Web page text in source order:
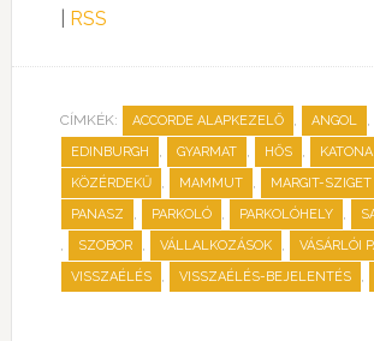
RSS
CÍMKÉK: ACCORDE ALAPKEZELŐ , ANGOL ,
EDINBURGH , GYARMAT , HŐS , KATONA
KÖZÉRDEKŰ , MAMMUT , MARGIT-SZIGET
PANASZ , PARKOLÓ , PARKOLÓHELY ,
, SZOBOR , VÁLLALKOZÁSOK , VÁSÁRLÓI
VISSZAÉLÉS , VISSZAÉLÉS-BEJELENTÉS ,